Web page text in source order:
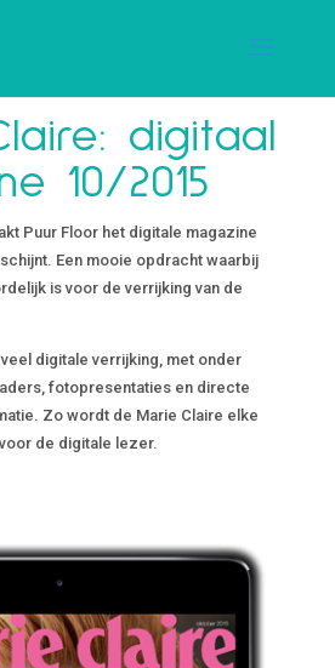
digitaal
10/2015
Puur Floor het digitale magazine
Een mooie opdracht waarbij
is voor de verrijking van de
digitale verrijking, met onder
fotopresentaties en directe
Zo wordt de Marie Claire elke
de digitale lezer.